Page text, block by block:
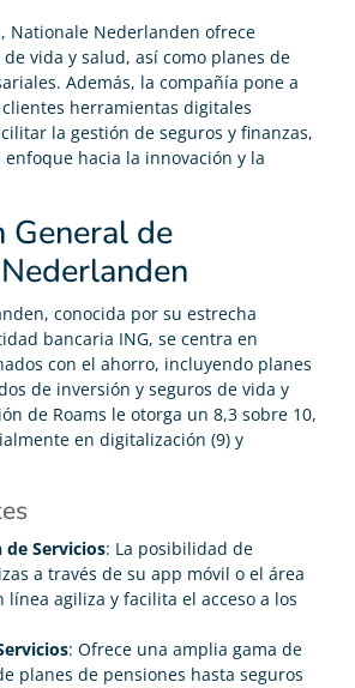
Nationale Nederlanden ofrece
vida y salud, así como planes de
Además, la compañía pone a
herramientas digitales
la gestión de seguros y finanzas,
hacia la innovación y la
General de
conocida por su estrecha
bancaria ING, se centra en
con el ahorro, incluyendo planes
de inversión y seguros de vida y
de Roams le otorga un 8,3 sobre 10,
en digitalización (9) y
de Servicios: La posibilidad de
a través de su app móvil o el área
línea agiliza y facilita el acceso a los
: Ofrece una amplia gama de
planes de pensiones hasta seguros